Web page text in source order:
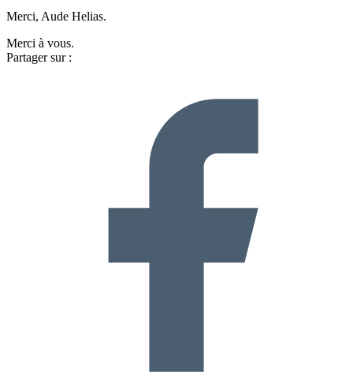
Merci, Aude Helias.
Merci à vous.
Partager sur :